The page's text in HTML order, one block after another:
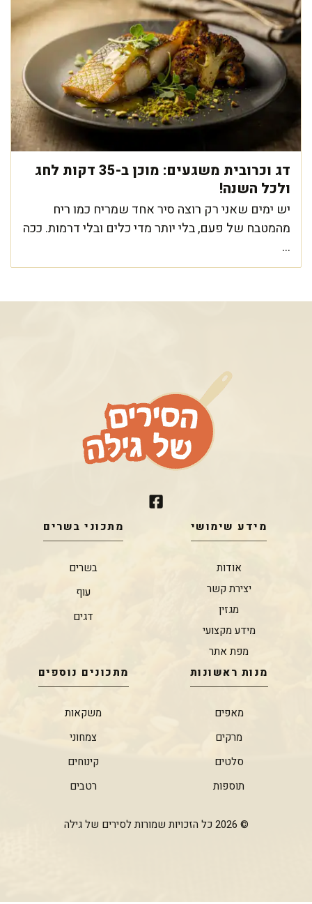
דג וכרובית משגעים: מוכן ב-35 דקות לחג
ולכל השנה!
יש ימים שאני רק רוצה סיר אחד שמריח כמו ריח
מהמטבח של פעם, בלי יותר מדי כלים ובלי דרמות. ככה
...
מידע שימושי
אודות
יצירת קשר
מגזין
מידע מקצועי
מפת אתר
מתכוני בשרים
בשרים
עוף
דגים
מנות ראשונות
מאפים
מרקים
סלטים
תוספות
מתכונים נוספים
משקאות
צמחוני
קינוחים
רטבים
© 2026 כל הזכויות שמורות לסירים של גילה